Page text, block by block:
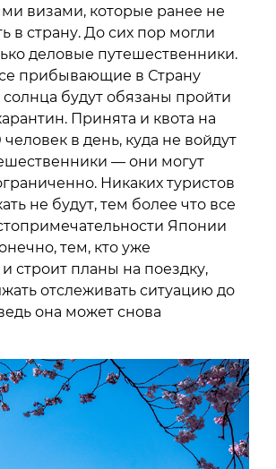
визами, которые ранее не
в страну. До сих пор могли
деловые путешественники.
прибывающие в Страну
будут обязаны пройти
Принята и квота на
в день, куда не войдут
— они могут
Никаких туристов
не будут, тем более что все
Японии
тем, кто уже
строит планы на поездку,
отслеживать ситуацию до
она может снова